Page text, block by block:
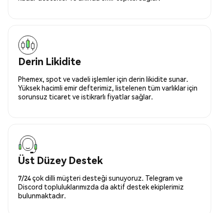
Derin Likidite
Phemex, spot ve vadeli işlemler için derin likidite sunar.
Yüksek hacimli emir defterimiz, listelenen tüm varlıklar için
sorunsuz ticaret ve istikrarlı fiyatlar sağlar.
Üst Düzey Destek
7/24 çok dilli müşteri desteği sunuyoruz. Telegram ve
Discord topluluklarımızda da aktif destek ekiplerimiz
bulunmaktadır.